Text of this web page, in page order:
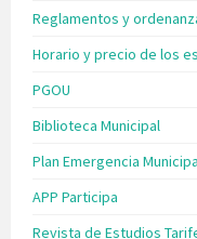
Reglamentos y
Horario y precio de los
PGOU
Biblioteca Municipal
Plan Emergencia
APP Participa
Revista de Estudios